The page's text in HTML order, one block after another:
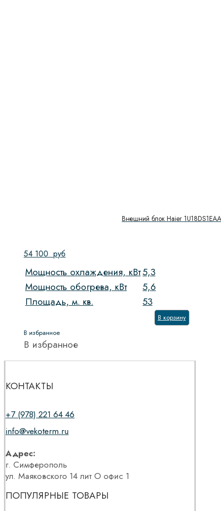
Внешний блок Haier 1U18DS1EAA
54 100 руб
Мощность охлаждения, кВт5,3
Мощность обогрева, кВт
5,6
Площадь, м. кв.
53
В корзину
В избранное
В избранное
КОНТАКТЫ
+7 (978) 221 64 46
info@vekoterm.ru
Адрес:
г. Симферополь
ул. Маяковского 14 лит О офис 1
ПОПУЛЯРНЫЕ ТОВАРЫ